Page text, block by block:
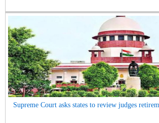
Supreme Court asks states to review judges